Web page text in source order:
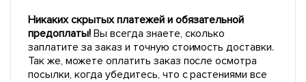
Никаких скрытых платежей и обязательной
предоплаты!Вы всегда знаете, сколько
заплатите за заказ и точную стоимость доставки.
Так же, можете оплатить заказ после осмотра
посылки, когда убедитесь, что с растениями все